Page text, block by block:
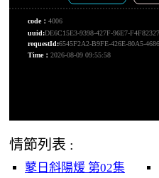
情節列表 :
鼕日斜陽煖 第02集